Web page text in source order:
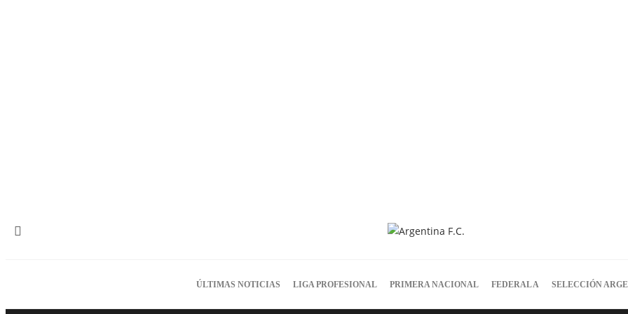
ÚLTIMAS NOTICIAS LIGA PROFESIONAL PRIMERA NACIONAL FEDERAL A SELECCIÓN